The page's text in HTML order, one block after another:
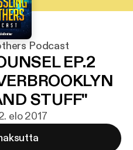
Podcast
EP.2
STUFF"
elo 2017